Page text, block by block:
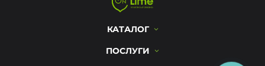
КАТАЛОГ
ПОСЛУГИ